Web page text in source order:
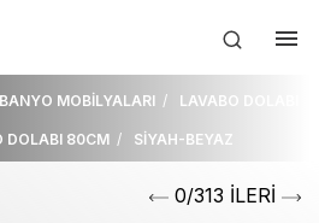
BANYO MOBİLYALARI LAVABO DOLABI
DOLABI 80CM SİYAH-BEYAZ
0/313 İLERİ